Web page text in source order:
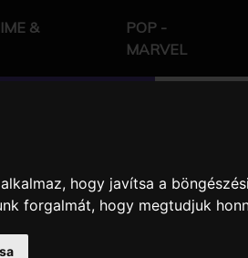
hogy javítsa a
forgalmát, hogy megtudjuk
&
POP -
MARVEL